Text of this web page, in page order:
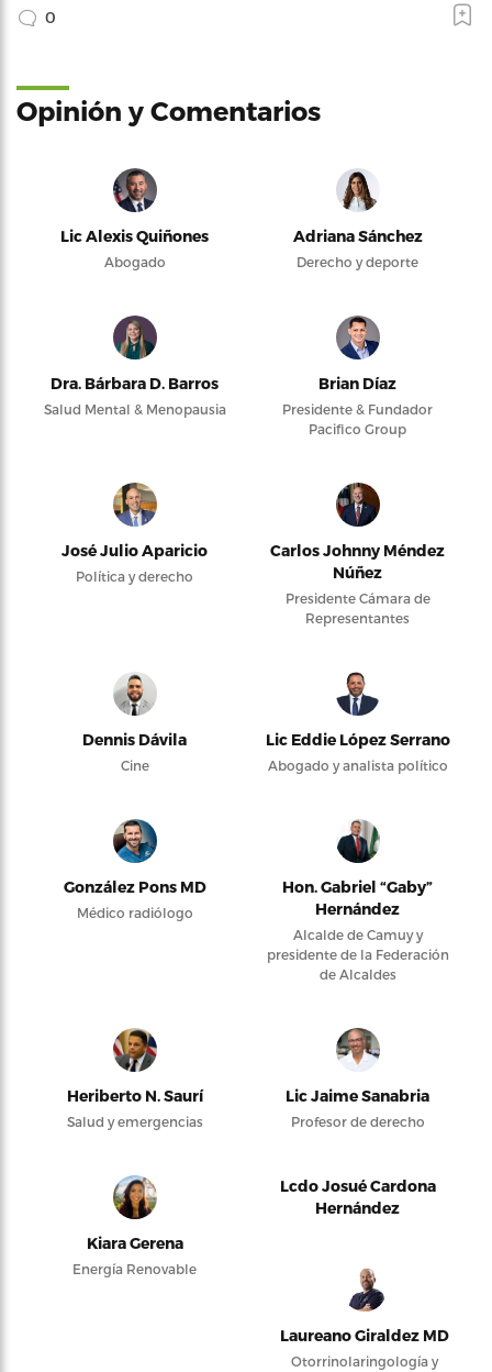
0
Opinión y Comentarios
Lic Alexis Quiñones
Abogado
Adriana Sánchez
Derecho y deporte
Dra. Bárbara D. Barros
Salud Mental & Menopausia
Brian Díaz
Presidente & Fundador
Pacifico Group
José Julio Aparicio
Política y derecho
Carlos Johnny Méndez
Núñez
Presidente Cámara de
Representantes
Dennis Dávila
Cine
Lic Eddie López Serrano
Abogado y analista político
González Pons MD
Médico radiólogo
Hon. Gabriel “Gaby”
Hernández
Alcalde de Camuy y
presidente de la Federación
de Alcaldes
Heriberto N. Saurí
Salud y emergencias
Lic Jaime Sanabria
Profesor de derecho
Kiara Gerena
Energía Renovable
Lcdo Josué Cardona
Hernández
Laureano Giraldez MD
Otorrinolaringología y